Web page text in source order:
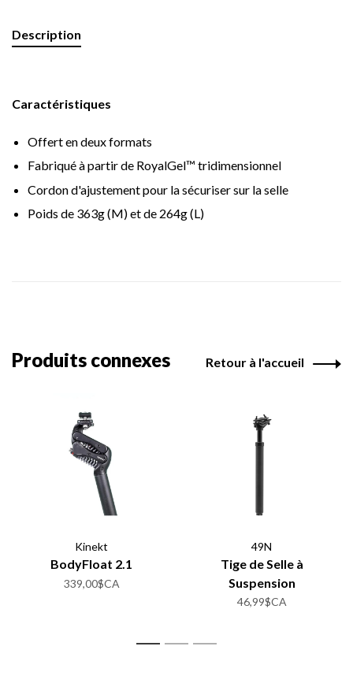
Description
Caractéristiques
Offert en deux formats
Fabriqué à partir de RoyalGel™ tridimensionnel
Cordon d'ajustement pour la sécuriser sur la selle
Poids de 363g (M) et de 264g (L)
Produits connexes Retour à l'accueil
Kinekt
BodyFloat 2.1
339,00$CA
49N
Tige de Selle à
Suspension
46,99$CA
1 2 3